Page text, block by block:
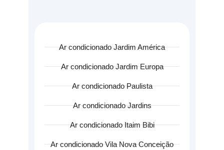
Ar condicionado Jardim América
Ar condicionado Jardim Europa
Ar condicionado Paulista
Ar condicionado Jardins
Ar condicionado Itaim Bibi
Ar condicionado Vila Nova Conceição